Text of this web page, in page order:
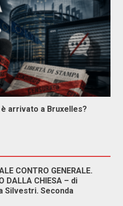
arrivato a Bruxelles?
CONTRO GENERALE.
DALLA CHIESA – di
Silvestri. Seconda